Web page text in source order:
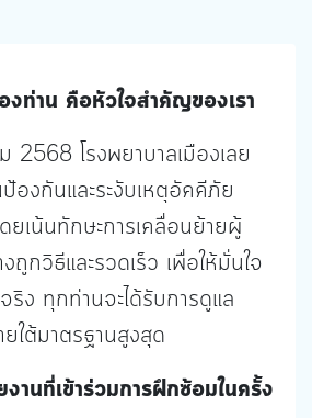
ท่าน คือหัวใจสำคัญของเรา
โรงพยาบาลเมืองเลย
งกันและระงับเหตุอัคคีภัย
ยเน้นทักษะการเคลื่อนย้ายผู้
กวิธีและรวดเร็ว เพื่อให้มั่นใจ
ริง ทุกท่านจะได้รับการดูแล
ใต้มาตรฐานสูงสุด
นที่เข้าร่วมการฝึกซ้อมในครั้ง